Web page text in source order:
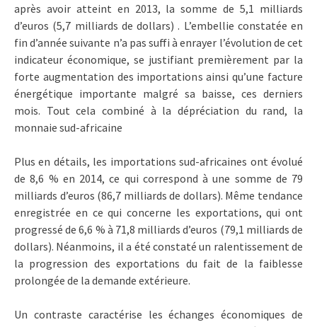
après avoir atteint en 2013, la somme de 5,1 milliards
d’euros (5,7 milliards de dollars) . L’embellie constatée en
fin d’année suivante n’a pas suffi à enrayer l’évolution de cet
indicateur économique, se justifiant premièrement par la
forte augmentation des importations ainsi qu’une facture
énergétique importante malgré sa baisse, ces derniers
mois. Tout cela combiné à la dépréciation du rand, la
monnaie sud-africaine
Plus en détails, les importations sud-africaines ont évolué
de 8,6 % en 2014, ce qui correspond à une somme de 79
milliards d’euros (86,7 milliards de dollars). Même tendance
enregistrée en ce qui concerne les exportations, qui ont
progressé de 6,6 % à 71,8 milliards d’euros (79,1 milliards de
dollars). Néanmoins, il a été constaté un ralentissement de
la progression des exportations du fait de la faiblesse
prolongée de la demande extérieure.
Un contraste caractérise les échanges économiques de